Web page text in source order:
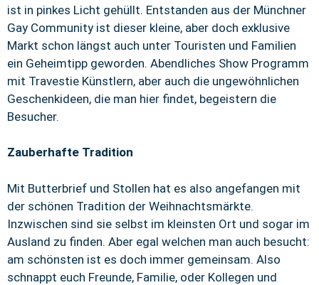
ist in pinkes Licht gehüllt. Entstanden aus der Münchner
Gay Community ist dieser kleine, aber doch exklusive
Markt schon längst auch unter Touristen und Familien
ein Geheimtipp geworden. Abendliches Show Programm
mit Travestie Künstlern, aber auch die ungewöhnlichen
Geschenkideen, die man hier findet, begeistern die
Besucher.
Zauberhafte Tradition
Mit Butterbrief und Stollen hat es also angefangen mit
der schönen Tradition der Weihnachtsmärkte.
Inzwischen sind sie selbst im kleinsten Ort und sogar im
Ausland zu finden. Aber egal welchen man auch besucht:
am schönsten ist es doch immer gemeinsam. Also
schnappt euch Freunde, Familie, oder Kollegen und